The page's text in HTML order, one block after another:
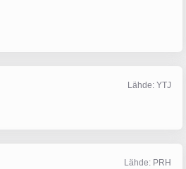
Lähde: YTJ
Lähde: PRH